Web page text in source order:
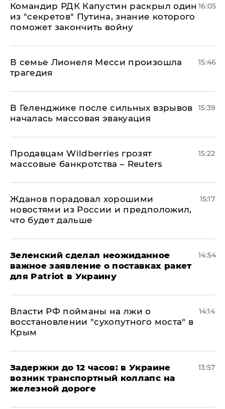
Командир РДК Капустин раскрыл один
из "секретов" Путина, знание которого
поможет закончить войну
16:05
В семье Лионеля Месси произошла
трагедия
15:46
В Геленджике после сильных взрывов
началась массовая эвакуация
15:39
Продавцам Wildberries грозят
массовые банкротства – Reuters
15:22
Жданов порадовал хорошими
новостями из России и предположил,
что будет дальше
15:17
Зеленский сделал неожиданное
важное заявление о поставках ракет
для Patriot в Украину
14:54
Власти РФ пойманы на лжи о
восстановлении "сухопутного моста" в
Крым
14:14
Задержки до 12 часов: в Украине
возник транспортный коллапс на
железной дороге
13:57